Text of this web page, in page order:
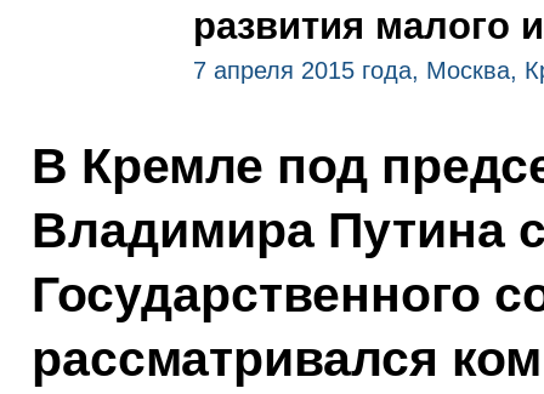
развития малого
7 апреля 2015 года, Москва,
В Кремле под
Владимира Путина
Государственного
рассматривался